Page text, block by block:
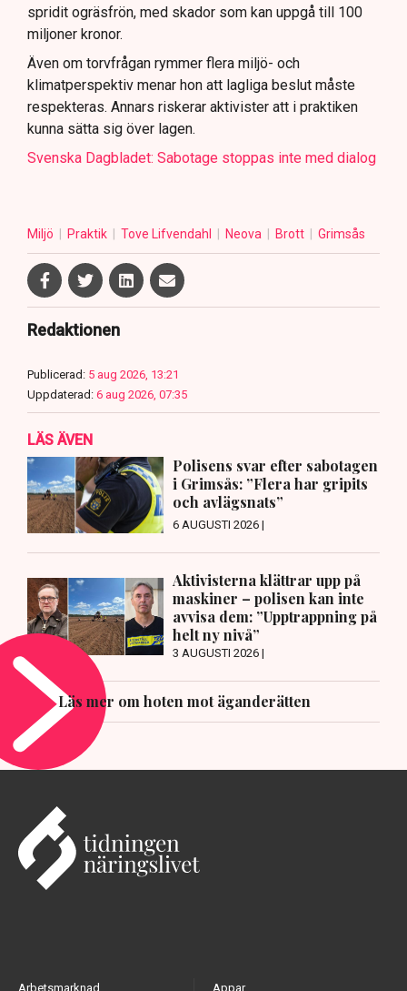
spridit ogräsfrön, med skador som kan uppgå till 100
miljoner kronor.
Även om torvfrågan rymmer flera miljö- och
klimatperspektiv menar hon att lagliga beslut måste
respekteras. Annars riskerar aktivister att i praktiken
kunna sätta sig över lagen.
Svenska Dagbladet: Sabotage stoppas inte med dialog
Miljö Praktik Tove Lifvendahl Neova Brott Grimsås
Redaktionen
Publicerad: 5 aug 2026, 13:21
Uppdaterad: 6 aug 2026, 07:35
LÄS ÄVEN
Polisens svar efter sabotagen
i Grimsås: ”Flera har gripits
och avlägsnats”
6 AUGUSTI 2026 |
Aktivisterna klättrar upp på
maskiner – polisen kan inte
avvisa dem: ”Upptrappning på
helt ny nivå”
3 AUGUSTI 2026 |
Läs mer om hoten mot äganderätten
Arbetsmarknad Appar